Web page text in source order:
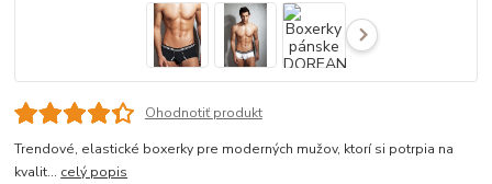
Ohodnotiť produkt
Trendové, elastické boxerky pre moderných mužov, ktorí si potrpia na
kvalit... celý popis